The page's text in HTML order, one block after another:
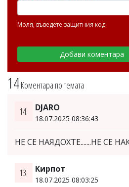
14Коментара по темата
14. DJARO
18.07.2025 08:36:43
НЕ СЕ НАЯДОХТЕ.......НЕ СЕ
13. Кирпот
18.07.2025 08:03:25
Моля, въведете защитния код